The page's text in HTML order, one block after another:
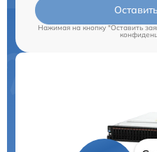
Нажимая на кнопку "Оставить